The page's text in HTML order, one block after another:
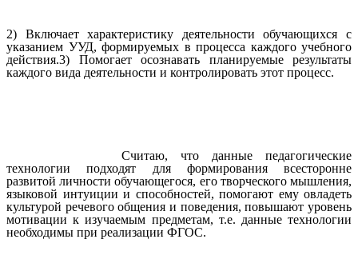
2) Включает характеристику деятельности обучающихся с
указанием УУД, формируемых в процесса каждого учебного
действия.3) Помогает осознавать планируемые результаты
каждого вида деятельности и контролировать этот процесс.
Считаю, что данные педагогические
технологии подходят для формирования всесторонне
развитой личности обучающегося, его творческого мышления,
языковой интуиции и способностей, помогают ему овладеть
культурой речевого общения и поведения, повышают уровень
мотивации к изучаемым предметам, т.е. данные технологии
необходимы при реализации ФГОС.